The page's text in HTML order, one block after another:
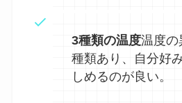
3種類の温度温度の
種類あり、自分好
しめるのが良い。